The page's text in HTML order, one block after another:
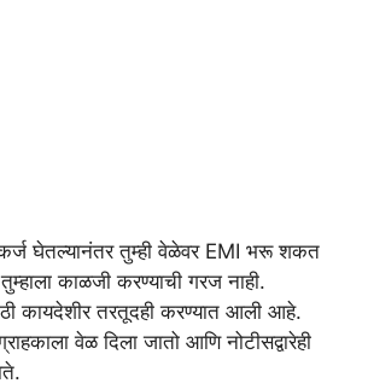
घेतल्यानंतर तुम्ही वेळेवर EMI भरू शकत
काळजी करण्याची गरज नाही.
कायदेशीर तरतूदही करण्यात आली आहे.
वेळ दिला जातो आणि नोटीसद्वारेही